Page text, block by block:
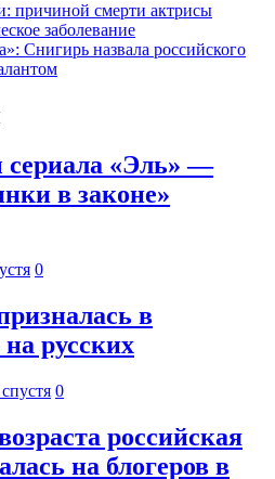
причиной смерти актрисы
заболевание
Снигирь назвала российского
«Эль» —
в законе»
0
в
русских
0
российская
на блогеров в